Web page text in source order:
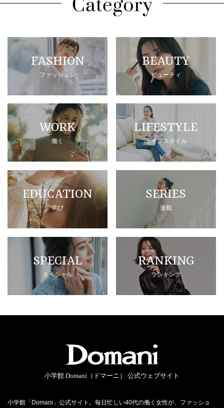
FASHION
ファッション
BEAUTY
ビューティ
WORK
働く
LIFESTYLE
ライフスタイル
EDUCATION
学び
SERIES
連載
SPECIAL
スペシャル
RANKING
ランキング
小学館 Domani（ドマーニ） 公式ウェブサイト
小学館「Domani」公式サイト。毎日忙しい40代の働く女性が、ファッショ